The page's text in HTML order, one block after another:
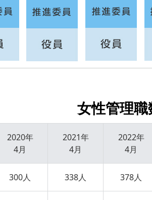
女性管理
2020年
4月
2021年
4月
2022年
4月
300人 338人 378人